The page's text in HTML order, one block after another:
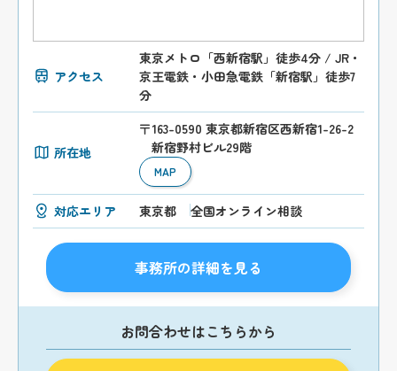
アクセス
東京メトロ「西新宿駅」徒歩4分 / JR・
京王電鉄・小田急電鉄「新宿駅」徒歩7
分
所在地
〒163-0590 東京都新宿区西新宿1-26-2
新宿野村ビル29階
MAP
対応エリア 東京都 全国オンライン相談
事務所の詳細を見る
お問合わせはこちらから